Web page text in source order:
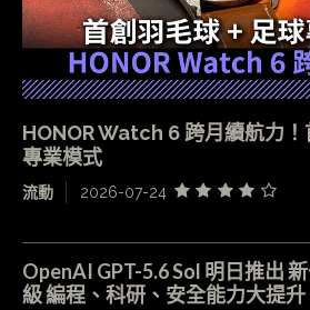
HONOR Watch 6 跨月續航力！
專業模式
流動 2026-07-24
OpenAI GPT-5.6 Sol 明日推出
級 編程、科研、安全能力大提升